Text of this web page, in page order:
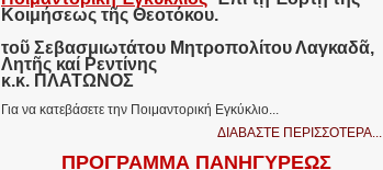
Κοιμήσεως τῆς Θεοτόκου.
τοῦ Σεβασμιωτάτου Μητροπολίτου Λαγκαδᾶ,
Λητῆς καί Ρεντίνης
κ.κ. ΠΛΑΤΩΝΟΣ
Για να κατεβάσετε την Ποιμαντορική Εγκύκλιο...
ΔΙΑΒΑΣΤΕ ΠΕΡΙΣΣΟΤΕΡΑ...
ΠΡΟΓΡΑΜΜΑ ΠΑΝΗΓΥΡΕΩΣ